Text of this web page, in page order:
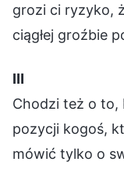
grozi ci ryzyko,
ciągłej groźbie
Ⅲ
Chodzi też o to,
pozycji kogoś,
mówić tylko o